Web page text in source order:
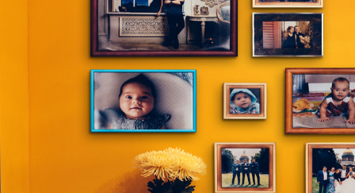
Ваш регион доставки
Выберите из списка: